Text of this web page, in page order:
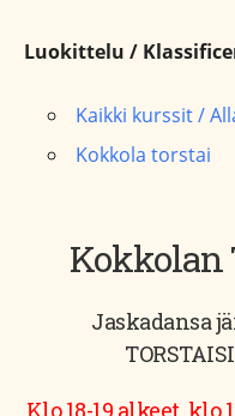
Luokittelu /
Kaikki kurssit /
Kokkola torstai
Kokkolan
Jaskadansa
Klo 18-19 alkeet, klo